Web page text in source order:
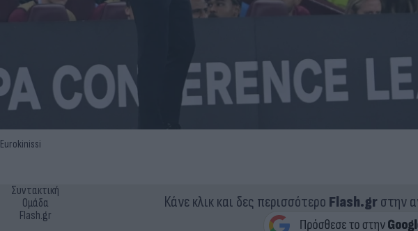
Eurokinissi
Συντακτική
Ομάδα
Flash.gr
Κάνε κλικ και δες περισσότερο Flash.grστην